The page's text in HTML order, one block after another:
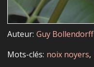
Auteur Guy Bollendorff
Mots-clés noix noyers